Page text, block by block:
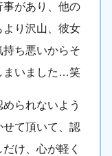
事があり、他の
り沢山、彼女
ち悪いからそ
まいました…笑
られないよう
せて頂いて、認
け、心が軽く